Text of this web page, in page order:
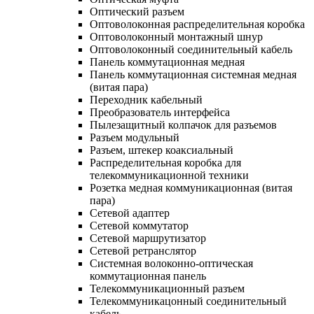
Оптический разъем
Оптоволоконная распределительная коробка
Оптоволоконный монтажный шнур
Оптоволоконный соединительный кабель
Панель коммутационная медная
Панель коммутационная системная медная
(витая пара)
Переходник кабельный
Преобразователь интерфейса
Пылезащитный колпачок для разъемов
Разъем модульный
Разъем, штекер коаксиальный
Распределительная коробка для
телекоммуникационной техники
Розетка медная коммуникационная (витая
пара)
Сетевой адаптер
Сетевой коммутатор
Сетевой маршрутизатор
Сетевой ретранслятор
Системная волоконно-оптическая
коммутационная панель
Телекоммуникационный разъем
Телекоммуникацонный соединительный